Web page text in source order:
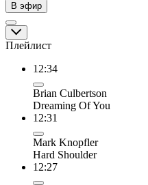
В эфир
Плейлист
12:34
Brian Culbertson
Dreaming Of You
12:31
Mark Knopfler
Hard Shoulder
12:27